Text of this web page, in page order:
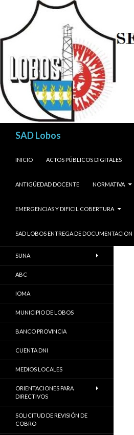
SAD Lobos
INICIO
ACTOS PÚBLICOS DIGITALES
ANTIGÜEDAD DOCENTE NORMATIVA
EMERGENCIAS Y DIFICIL COBERTURA
SAD LOBOS ENTREGA DE DOCUMENTACION
SUNA
ABC
IOMA
MUNICIPIO DE LOBOS
BANCO PROVINCIA
CUENTA DNI
MEDIOS LOCALES
ORIENTACIONES PARA
DIRECTIVOS
SOLICITUD DE REVISIÓN DE
COBRO